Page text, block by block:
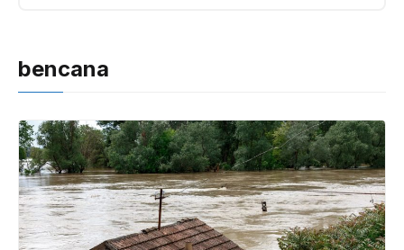
bencana